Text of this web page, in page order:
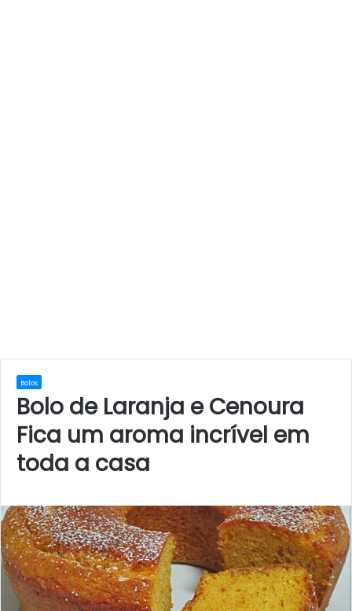
Bolos
Bolo de Laranja e Cenoura
Fica um aroma incrível em
toda a casa